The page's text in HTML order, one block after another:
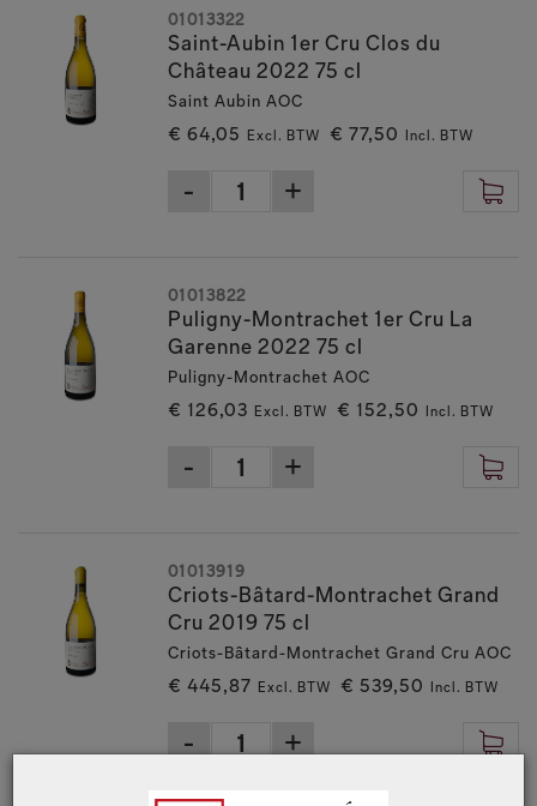
Saint-Aubin 1er Cru Clos du
Château 2022 75 cl
Saint Aubin AOC
€ 64,05 Excl. BTW € 77,50 Incl. BTW
01013322
Puligny-Montrachet 1er Cru La
Garenne 2022 75 cl
Puligny-Montrachet AOC
€ 126,03 Excl. BTW € 152,50 Incl. BTW
01013822
Criots-Bâtard-Montrachet Grand
Cru 2019 75 cl
Criots-Bâtard-Montrachet Grand Cru AOC
€ 445,87 Excl. BTW € 539,50 Incl. BTW
01013919